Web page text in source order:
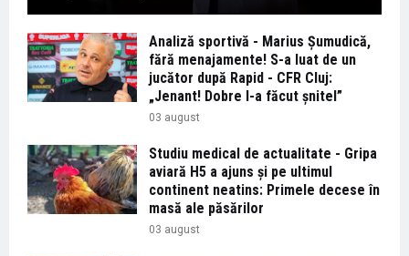
Analiză sportivă - Marius Șumudică,
fără menajamente! S-a luat de un
jucător după Rapid - CFR Cluj:
„Jenant! Dobre l-a făcut șnitel”
03 august
Studiu medical de actualitate - Gripa
aviară H5 a ajuns și pe ultimul
continent neatins: Primele decese în
masă ale păsărilor
03 august